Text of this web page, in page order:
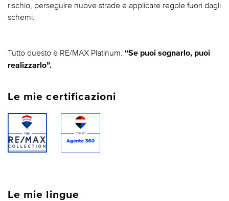
rischio, perseguire nuove strade e applicare regole fuori dagli
schemi.
Tutto questo è RE/MAX Platinum. “Se puoi sognarlo, puoi
realizzarlo”.
Le mie certificazioni
Le mie lingue